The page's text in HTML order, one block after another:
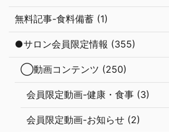
無料記事-食料備蓄 (1)
●サロン会員限定情報 (355)
◯動画コンテンツ (250)
会員限定動画-健康・食事 (3)
会員限定動画-お知らせ (2)